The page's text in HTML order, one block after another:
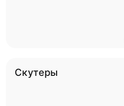
Скутеры